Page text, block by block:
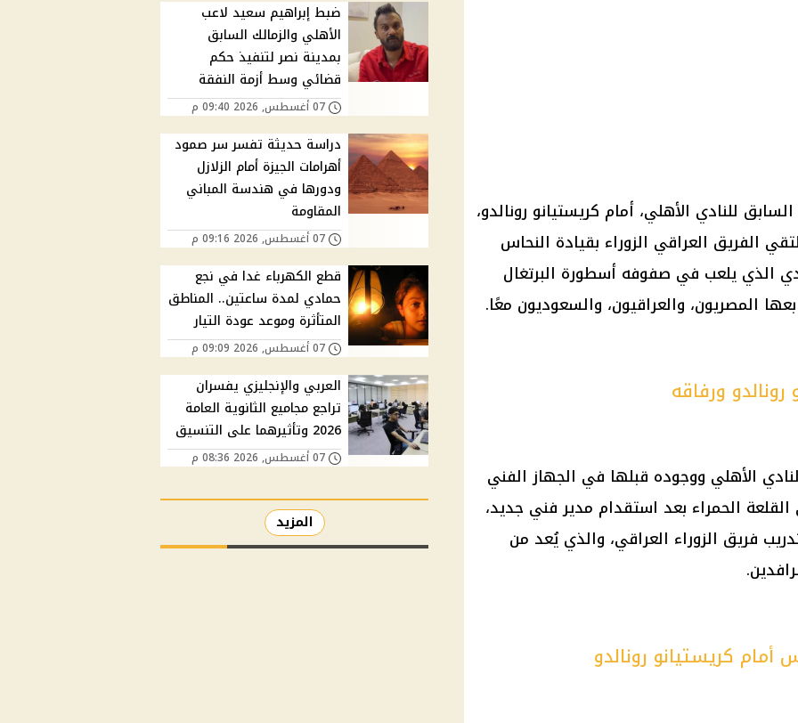
للنادي الأهلي، أمام كريستيانو رونالدو،
الفريق العراقي الزوراء بقيادة النحاس
الذي يلعب في صفوفه أسطورة البرتغال
المصريون، والعراقيون، والسعوديون معًا.
ورفاقه
الأهلي ووجوده قبلها في الجهاز الفني
القلعة الحمراء بعد استقدام مدير فني جديد،
فريق الزوراء العراقي، والذي يُعد من
أمام كريستيانو رونالدو
ضبط إبراهيم سعيد لاعب
الأهلي والزمالك السابق
بمدينة نصر لتنفيذ حكم
قضائي وسط أزمة النفقة
07 أغسطس, 2026 09:40 م
دراسة حديثة تفسر سر صمود
أهرامات الجيزة أمام الزلازل
ودورها في هندسة المباني
المقاومة
07 أغسطس, 2026 09:16 م
قطع الكهرباء غدا في نجع
حمادي لمدة ساعتين.. المناطق
المتأثرة وموعد عودة التيار
07 أغسطس, 2026 09:09 م
العربي والإنجليزي يفسران
تراجع مجاميع الثانوية العامة
2026 وتأثيرهما على التنسيق
07 أغسطس, 2026 08:36 م
المزيد